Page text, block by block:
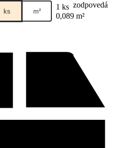
ks m² 1 ks zodpovedá
0,089 m²